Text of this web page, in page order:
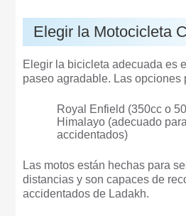
Elegir la Motocicleta
Elegir la bicicleta adecuada es
paseo agradable. Las opciones
Royal Enfield (350cc o
Himalayo (adecuado
accidentados)
Las motos están hechas para
distancias y son capaces de
accidentados de Ladakh.